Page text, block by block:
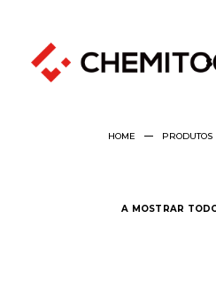
HOME PRODUTOS
A MOSTRAR